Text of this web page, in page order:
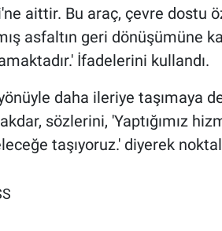
aittir. Bu araç, çevre dostu
asfaltın geri dönüşümüne
İfadelerini kullandı.
daha ileriye taşımaya
sözlerini, 'Yaptığımız
taşıyoruz.' diyerek